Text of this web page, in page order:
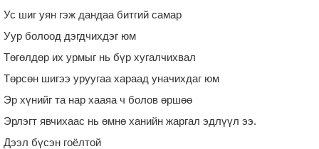
Ус шиг уян гэж дандаа битгий самар
Уур болоод дэгдчихдэг юм
Төгөлдөр их урмыг нь бүр хугалчихвал
Төрсөн шигээ уруугаа хараад уначихдаг юм
Эр хүнийг та нар хааяа ч болов өршөө
Эрлэгт явчихаас нь өмнө ханийн жаргал эдлүүл ээ.
Дээл бүсэн гоёлтой